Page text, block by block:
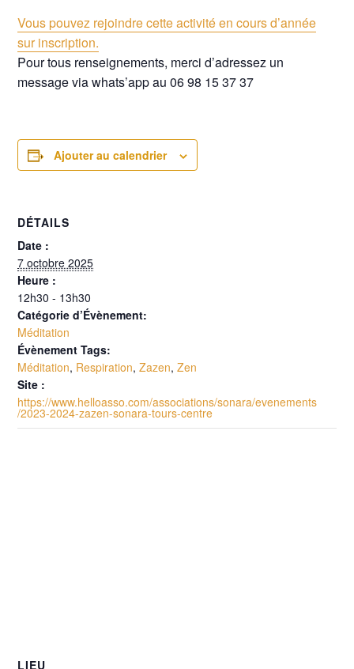
Vous pouvez rejoindre cette activité en cours d’année
sur inscription.
Pour tous renseignements, merci d’adressez un
message via whats’app au 06 98 15 37 37
Ajouter au calendrier
DÉTAILS
Date :
7 octobre 2025
Heure :
12h30 - 13h30
Catégorie d’Évènement:
Méditation
Évènement Tags:
Méditation, Respiration,Zazen,Zen
Site :
https://www.helloasso.com/associations/sonara/evenements
/2023-2024-zazen-sonara-tours-centre
LIEU